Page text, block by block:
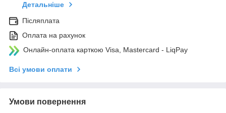
Детальніше
Післяплата
Оплата на рахунок
Онлайн-оплата карткою Visa, Mastercard - LiqPay
Всі умови оплати
Умови повернення